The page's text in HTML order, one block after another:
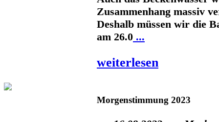
Zusammenhang massiv
Deshalb müssen wir die
am 26.0 ...
weiterlesen
Morgenstimmung 2023